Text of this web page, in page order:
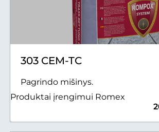
303 CEM-TC
Pagrindo mišinys.
Produktai įrengimui Romex